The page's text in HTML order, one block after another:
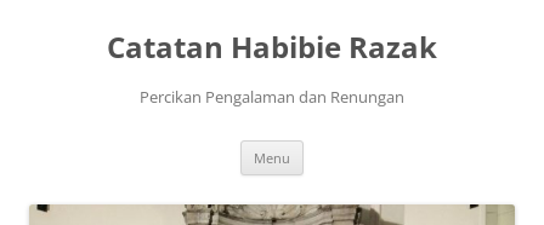
Catatan Habibie Razak
Percikan Pengalaman dan Renungan
Menu